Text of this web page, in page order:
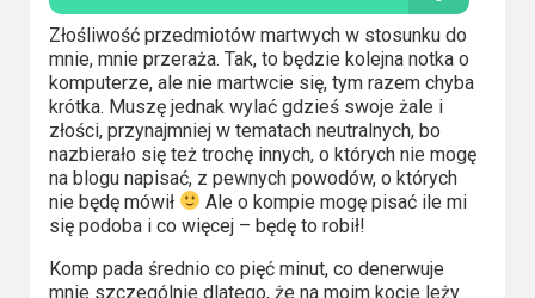
Wszystkie
recenzje
seriali
Kategorie
Bollywood
&
s-
Złośliwość przedmiotów martwych w stosunku do
mnie, mnie przeraża. Tak, to będzie kolejna notka o
komputerze, ale nie martwcie się, tym razem chyba
krótka. Muszę jednak wylać gdzieś swoje żale i
złości, przynajmniej w tematach neutralnych, bo
nazbierało się też trochę innych, o których nie mogę
na blogu napisać, z pewnych powodów, o których
nie będę mówił
Ale o kompie mogę pisać ile mi
się podoba i co więcej – będę to robił!
Komp pada średnio co pięć minut, co denerwuje
mnie szczególnie dlatego, że na moim kocie leży